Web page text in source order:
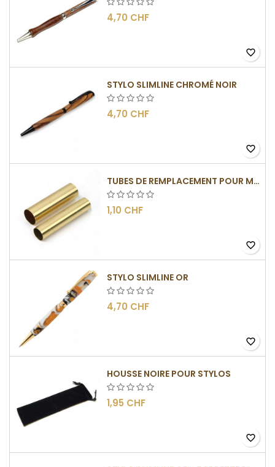
4,70 CHF
favorite_border
STYLO SLIMLINE CHROMÉ NOIR
4,70 CHF
favorite_border
TUBES DE REMPLACEMENT POUR MÉCANISMES SLIMLINE
1,10 CHF
favorite_border
STYLO SLIMLINE OR
4,70 CHF
favorite_border
HOUSSE NOIRE POUR STYLOS
1,95 CHF
favorite_border